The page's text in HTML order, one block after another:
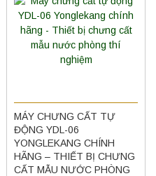
MÁY CHƯNG CẤT TỰ
ĐỘNG YDL-06
YONGLEKANG CHÍNH
HÃNG – THIẾT BỊ CHƯNG
CẤT MẪU NƯỚC PHÒNG